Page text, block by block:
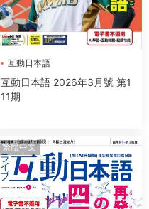
互動日本語
互動日本語 2026年3月號 第1
11期
繁體中文